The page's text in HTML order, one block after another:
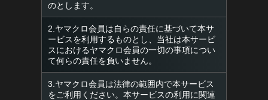
のとします。
2.ヤマクロ会員は自らの責任に基づいて本サ
ービスを利用するものとし、当社は本サービ
スにおけるヤマクロ会員の一切の事項につい
て何らの責任を負いません。
3.ヤマクロ会員は法律の範囲内で本サービス
をご利用ください。本サービスの利用に関連